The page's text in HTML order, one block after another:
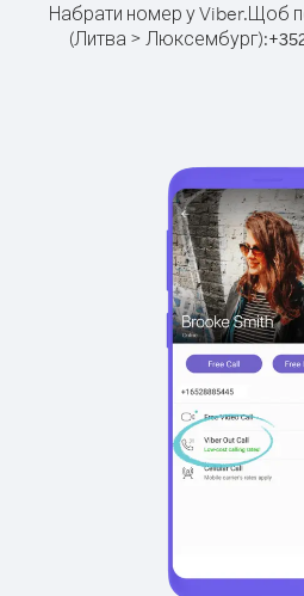
Набрати номер у Viber.Щоб
(Литва > Люксембург):+